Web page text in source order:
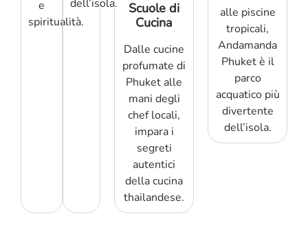
e
spiritualità.
dell’isola.
Scuole di
Cucina
Dalle cucine
profumate di
Phuket alle
mani degli
chef locali,
impara i
segreti
autentici
della cucina
thailandese.
alle piscine
tropicali,
Andamanda
Phuket è il
parco
acquatico più
divertente
dell’isola.